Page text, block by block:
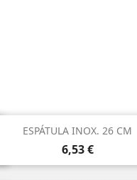
ESPÁTULA INOX. 26 CM
Precio
6,53 €